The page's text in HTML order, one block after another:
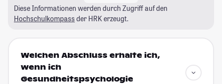
Diese Informationen werden durch Zugriff auf den
Hochschulkompass der HRK erzeugt.
Welchen Abschluss erhalte ich,
wenn ich
Gesundheitspsychologie